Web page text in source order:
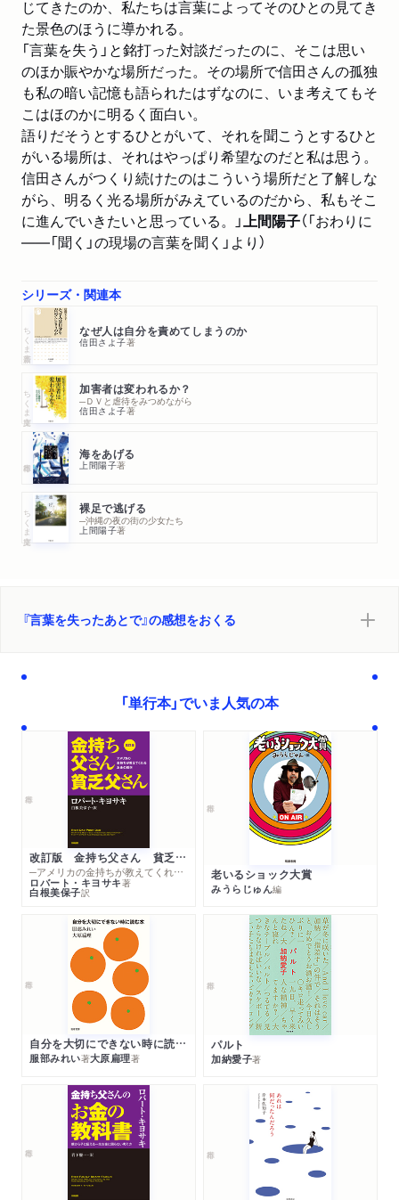
じてきたのか、私たちは言葉によってそのひとの見てき
た景色のほうに導かれる。
「言葉を失う」と銘打った対談だったのに、そこは思い
のほか賑やかな場所だった。その場所で信田さんの孤独
も私の暗い記憶も語られたはずなのに、いま考えてもそ
こはほのかに明るく面白い。
語りだそうとするひとがいて、それを聞こうとするひと
がいる場所は、それはやっぱり希望なのだと私は思う。
信田さんがつくり続けたのはこういう場所だと了解しな
がら、明るく光る場所がみえているのだから、私もそこ
に進んでいきたいと思っている。」 上間陽子（「おわりに
――「聞く」の現場の言葉を聞く」より）
シリーズ・関連本
ちくま新書 なぜ人は自分を責めてしまうのか
信田さよ子著
ちくま文庫 加害者は変われるか？
─ＤＶと虐待をみつめながら
信田さよ子著
海をあげる
上間陽子著
ちくま文庫 裸足で逃げる
─沖縄の夜の街の少女たち
上間陽子著
『言葉を失ったあとで』の感想をおくる
「単行本」でいま人気の本
改訂版 金持ち父さん 貧乏父さん
─アメリカの金持ちが教えてくれるお金の哲学
ロバート・キヨサキ著
白根美保子訳
老いるショック大賞
みうらじゅん編
自分を大切にできない時に読む本
服部みれい著大原扁理著
パルト
加納愛子著